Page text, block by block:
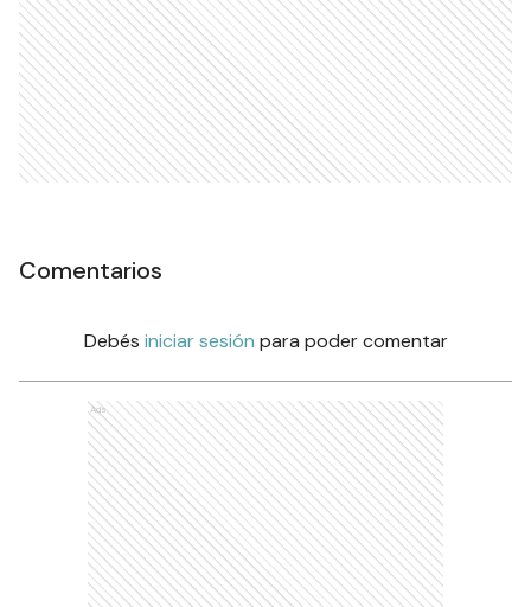
Comentarios
Debés iniciar sesión para poder comentar
Ads